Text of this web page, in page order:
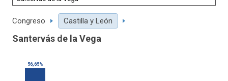
Congreso Castilla y León
Santervás de la Vega
56,65%